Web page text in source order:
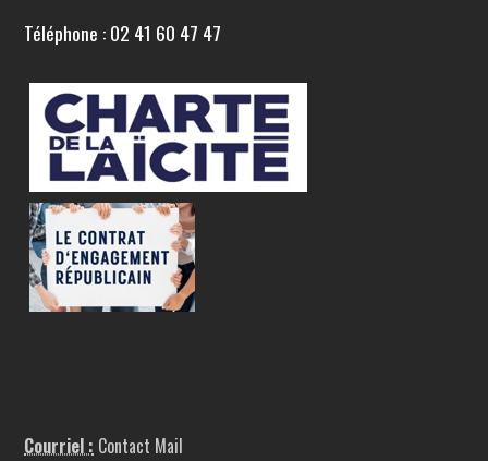
Téléphone : 02 41 60 47 47
Courriel : Contact Mail